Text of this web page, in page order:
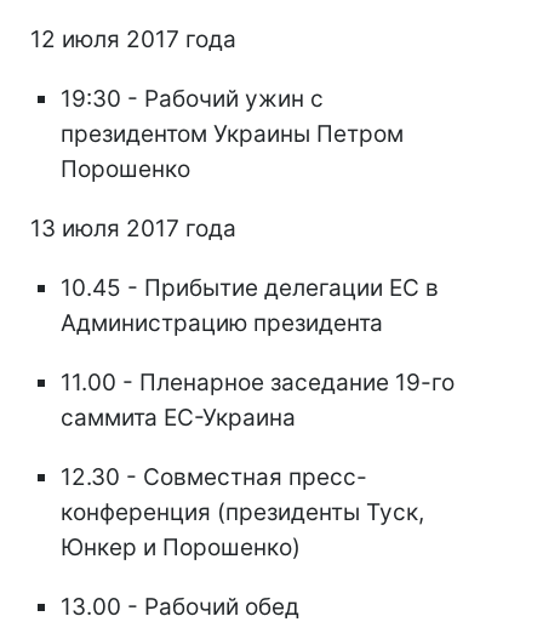
12 июля 2017 года
19:30 - Рабочий ужин с
президентом Украины Петром
Порошенко
13 июля 2017 года
10.45 - Прибытие делегации ЕС в
Администрацию президента
11.00 - Пленарное заседание 19-го
саммита ЕС-Украина
12.30 - Совместная пресс-
конференция (президенты Туск,
Юнкер и Порошенко)
13.00 - Рабочий обед